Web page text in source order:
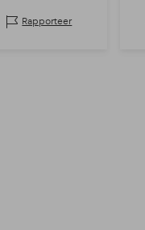
strak zitten…
Rapporteer